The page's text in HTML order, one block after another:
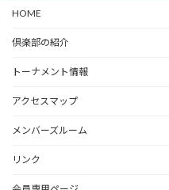
HOME
倶楽部の紹介
トーナメント情報
アクセスマップ
メンバーズルーム
リンク